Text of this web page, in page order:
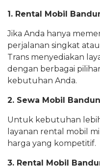
1. Rental Mobil
Jika Anda hanya
perjalanan singkat
Trans menyediakan
dengan berbagai
kebutuhan Anda.
2. Sewa Mobil
Untuk kebutuhan
layanan rental mobil
harga yang kompetitif.
3. Rental Mobil